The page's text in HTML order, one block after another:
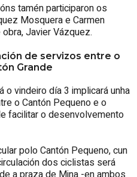
tamén participaron os
Mosquera e Carmen
Javier Vázquez.
de servizos entre o
Grande
o vindeiro día 3 implicará unha
o Cantón Pequeno e o
facilitar o desenvolvemento
polo Cantón Pequeno, cun
dos ciclistas será